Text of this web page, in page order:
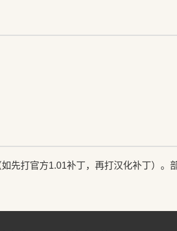
先打官方1.01补丁，再打汉化补丁）。